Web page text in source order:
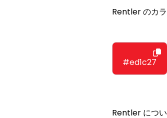
Rentler のカ
#ed1c27
Rentler につ